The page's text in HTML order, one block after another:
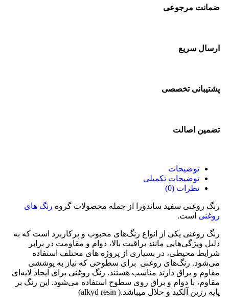
ضمانت مرجوعی
ارسال سریع
پشتیبانی تخصصی
تضمین اصالت
توضیحات
توضیحات تکمیلی
نظرات (0)
رنگ روغنی سفید ساندورا از جمله محصولات گروه رنگ های
روغنی است.
رنگ روغنی یکی از انواع رنگ‌های محبوب و پرکاربرد است که به
دلیل ویژگی‌هایی مانند براقیت بالا، دوام و مقاومت در برابر
شرایط محیطی، در بسیاری از پروژه‌ های مختلف استفاده
می‌شود. رنگ‌های روغنی برای سطوحی که نیاز به پوششی
مقاوم و براق دارند مناسب هستند. رنگ روغنی برای ایجاد لایه‌ای
مقاوم، با دوام و براق روی سطوح استفاده می‌شود. این رنگ بر
پایه رزین آلکید و حلال میباشد.( alkyd resin)